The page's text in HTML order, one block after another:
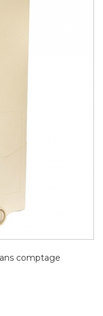
comptage